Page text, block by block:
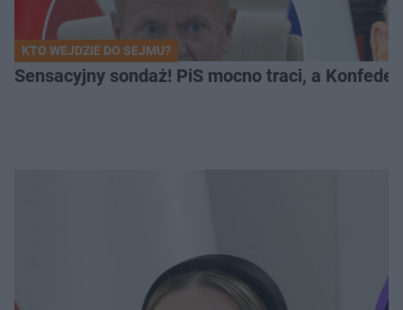
KTO WEJDZIE DO SEJMU?
Sensacyjny sondaż! PiS mocno traci, a